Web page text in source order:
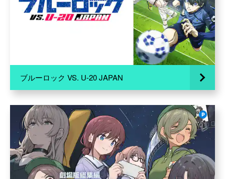
ブルーロック VS. U-20 JAPAN